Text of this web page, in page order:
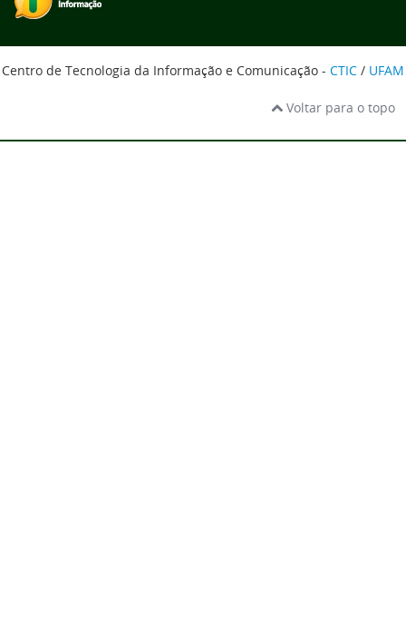
Centro de Tecnologia da Informação e Comunicação - CTIC / UFAM
Voltar para o topo